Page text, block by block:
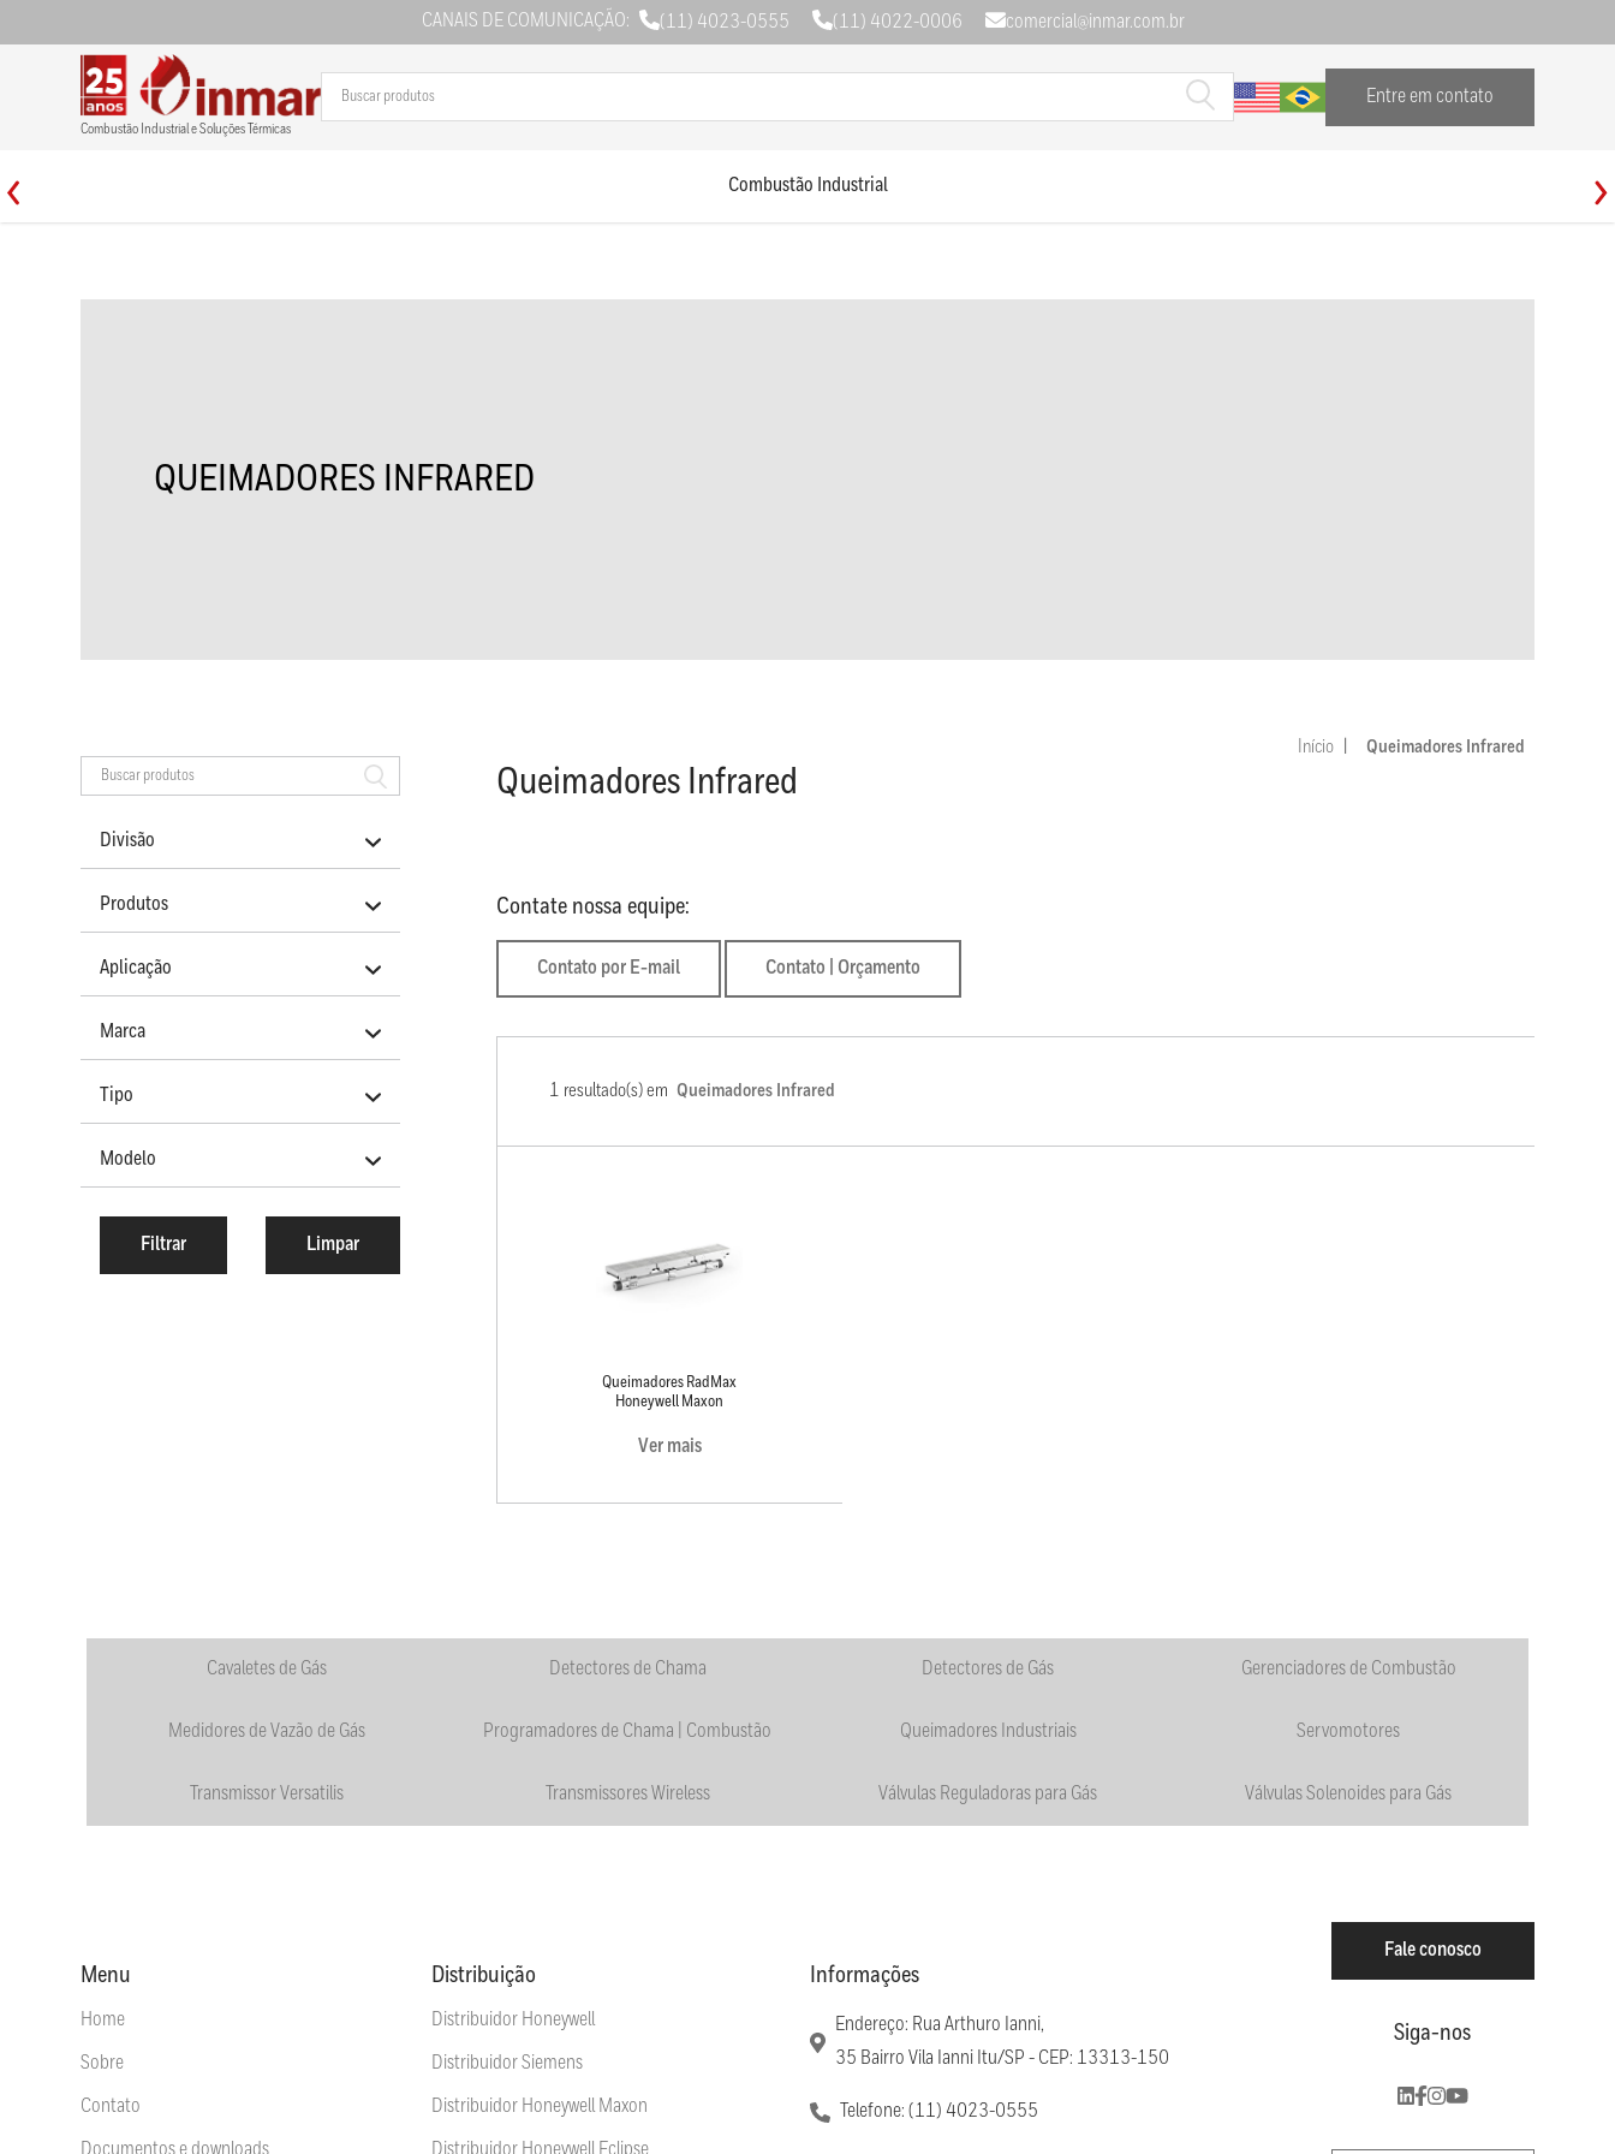
CANAIS DE COMUNICAÇÃO: (11) 4023-0555 (11) 4022-0006 comercial@inmar.com.br
Combustão Industrial e Soluções Térmicas
Entre em contato
Combustão Industrial
QUEIMADORES INFRARED
Divisão
Produtos
Aplicação
Marca
Tipo
Modelo
Início Queimadores Infrared
Queimadores Infrared
Contate nossa equipe:
Contato por E-mail Contato | Orçamento
1 resultado(s) em Queimadores Infrared
Queimadores RadMax
Honeywell Maxon
Ver mais
Cavaletes de Gás Detectores de Chama Detectores de Gás Gerenciadores de Combustão
Medidores de Vazão de Gás Programadores de Chama | Combustão Queimadores Industriais Servomotores
Transmissor Versatilis Transmissores Wireless Válvulas Reguladoras para Gás Válvulas Solenoides para Gás
Menu
Home
Sobre
Contato
Distribuição
Distribuidor Honeywell
Distribuidor Siemens
Distribuidor Honeywell Maxon
Informações
Endereço: Rua Arthuro Ianni,
35 Bairro Vila Ianni Itu/SP - CEP: 13313-150
Telefone: (11) 4023-0555
Fale conosco
Siga-nos